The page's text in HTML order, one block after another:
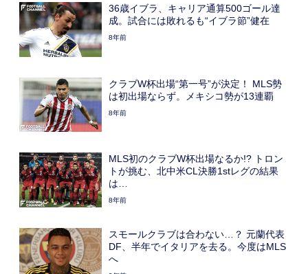
36歳イブラ、キャリア通算500ゴール達
成。試合には敗れるも“イブラ節”健在
8年前
クラブW杯出場“第一号”が決定！ MLS勢
は初出場ならず。メキシコ勢が13連覇
8年前
MLS初のクラブW杯出場なるか!? トロン
トが挑む、北中米CL決勝1stレグの結果
は…
8年前
スモールクラブは合わない…？ 元蘭代表
DF、半年でイタリアを去る。今度はMLS
へ